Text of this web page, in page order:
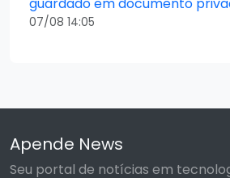
guardado em documento
07/08 14:05
Apende News
Seu portal de notícias em